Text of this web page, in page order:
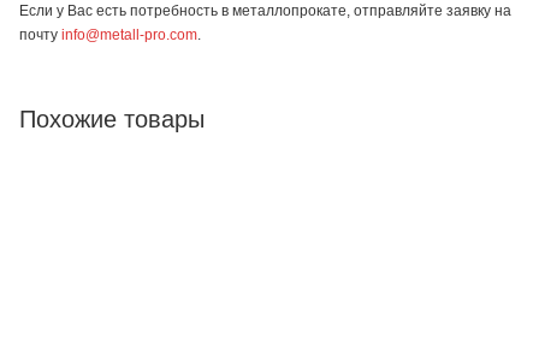
Если у Вас есть потребность в металлопрокате, отправляйте заявку на
почту info@metall-pro.com
Похожие товары